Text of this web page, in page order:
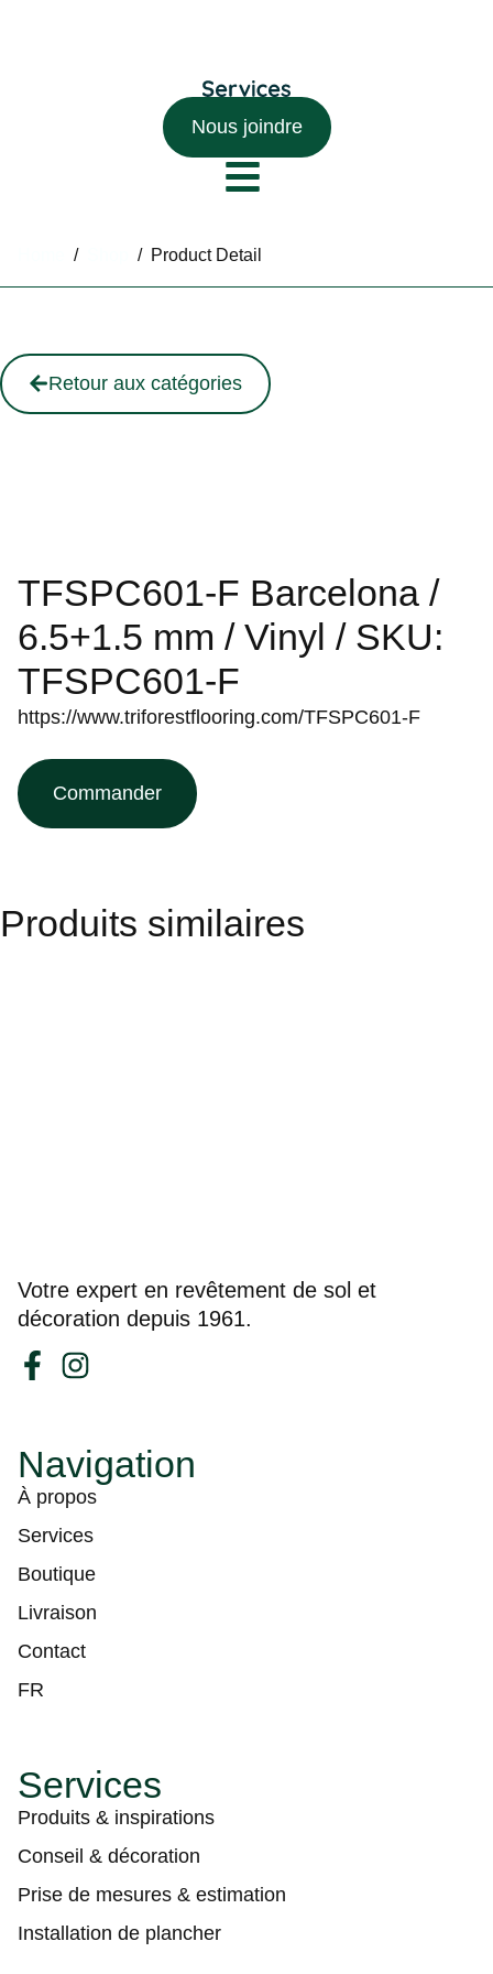
Nous joindre
/ / Product Detail
Retour aux catégories
TFSPC601-F Barcelona /
6.5+1.5 mm / Vinyl / SKU:
TFSPC601-F
https://www.triforestflooring.com/TFSPC601-F
Commander
Produits similaires
Votre expert en revêtement de sol et
décoration depuis 1961.
Navigation
À propos
Services
Boutique
Livraison
Contact
FR
Services
Produits & inspirations
Conseil & décoration
Prise de mesures & estimation
Installation de plancher